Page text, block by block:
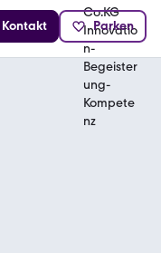
Kontakt Parken